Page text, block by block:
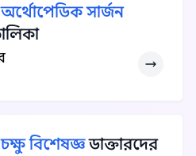
অর্থোপেডিক সার্জন
চক্ষু বিশেষজ্ঞডাক্তারদের